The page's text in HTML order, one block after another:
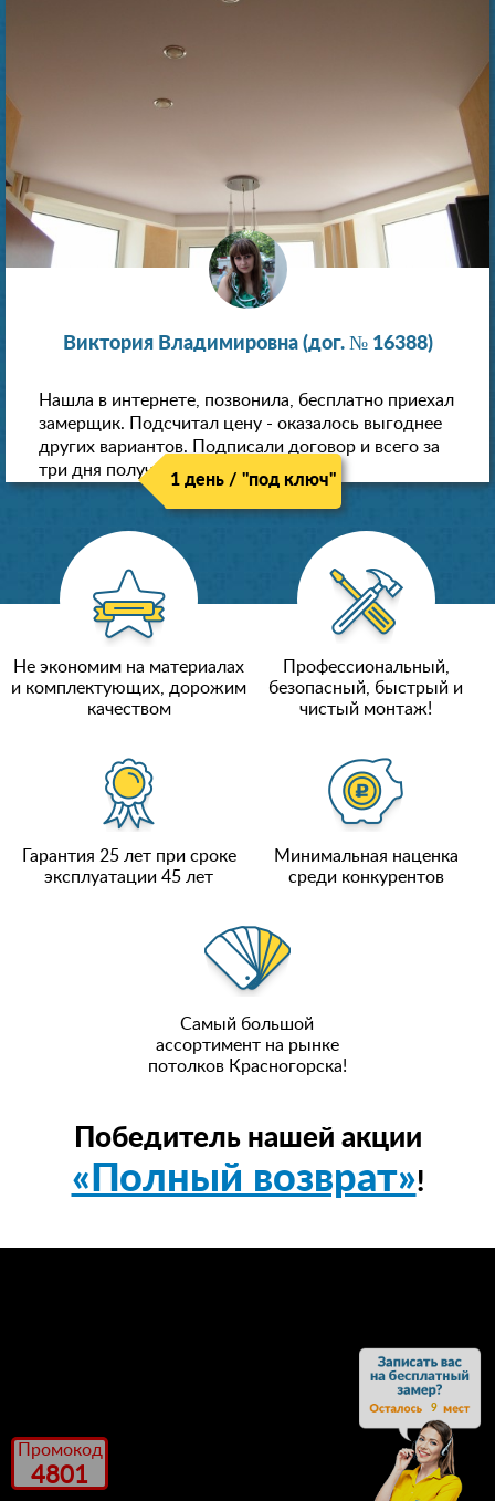
9
Промокод
4801
Виктория Владимировна (дог. № 16388)
Нашла в интернете, позвонила, бесплатно приехал
замерщик. Подсчитал цену - оказалось выгоднее
других вариантов. Подписали договор и всего за
три дня получили новые потолки!
1 день / "под ключ"
Не экономим на материалах
и комплектующих, дорожим
качеством
Профессиональный,
безопасный, быстрый и
чистый монтаж!
Гарантия 25 лет при сроке
эксплуатации 45 лет
Минимальная наценка
среди конкурентов
Самый большой
ассортимент на рынке
потолков Красногорска!
Победитель нашей акции
«Полный возврат»!